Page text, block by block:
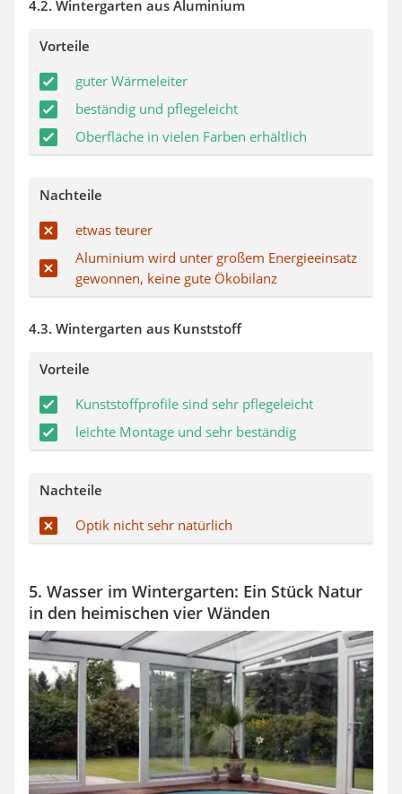
4.2. Wintergarten aus Aluminium
Vorteile
guter Wärmeleiter
beständig und pflegeleicht
Oberfläche in vielen Farben erhältlich
Nachteile
etwas teurer
Aluminium wird unter großem Energieeinsatz
gewonnen, keine gute Ökobilanz
4.3. Wintergarten aus Kunststoff
Vorteile
Kunststoffprofile sind sehr pflegeleicht
leichte Montage und sehr beständig
Nachteile
Optik nicht sehr natürlich
5. Wasser im Wintergarten: Ein Stück Natur
in den heimischen vier Wänden